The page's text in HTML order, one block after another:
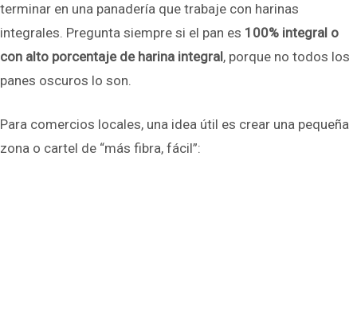
terminar en una panadería que trabaje con harinas
integrales. Pregunta siempre si el pan es 100% integral o
con alto porcentaje de harina integral, porque no todos los
panes oscuros lo son.
Para comercios locales, una idea útil es crear una pequeña
zona o cartel de “más fibra, fácil”: